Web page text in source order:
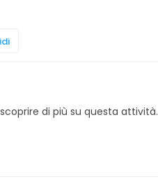
di più su questa attività.